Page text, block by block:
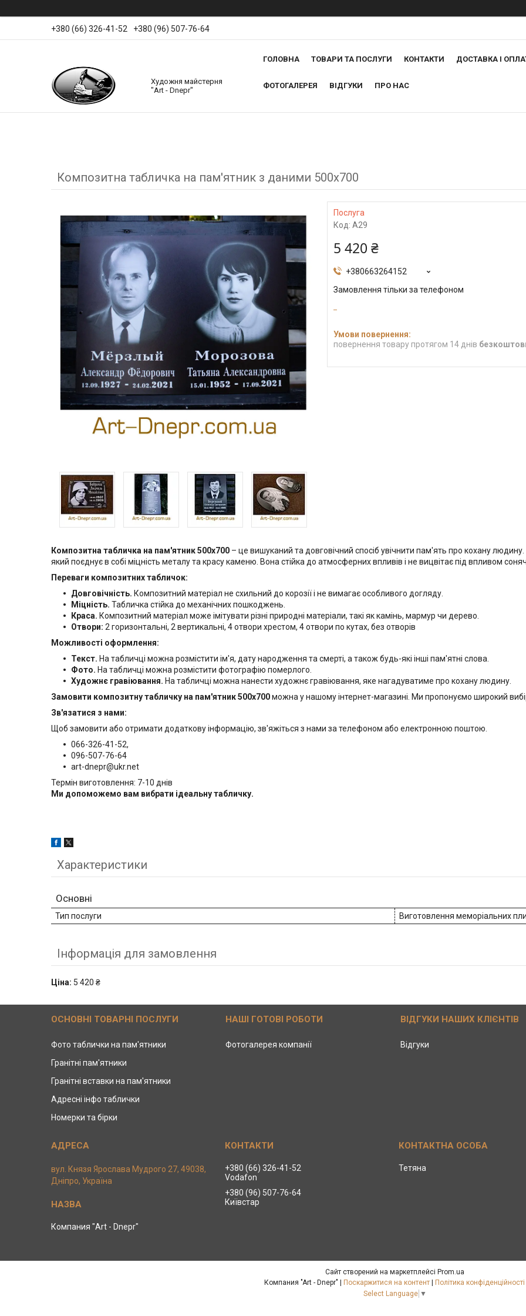
+380 (66) 326-41-52 +380 (96) 507-76-64
Художня майстерня
"Art - Dnepr"
ГОЛОВНА ТОВАРИ ТА ПОСЛУГИ КОНТАКТИ ДОСТАВКА І
ФОТОГАЛЕРЕЯ ВІДГУКИ ПРО НАС
Композитна табличка на пам'ятник з даними 500х700
Послуга
Код: А29
5 420 ₴
+380663264152
Замовлення тільки за телефоном
повернення товару протягом 14 днів
Композитна табличка на пам'ятник 500х700 – це вишуканий та довговічний спосіб увічнити пам'ять про кохану
який поєднує в собі міцність металу та красу каменю. Вона стійка до атмосферних впливів і не вицвітає під впливом
Переваги композитних табличок:
Довговічність. Композитний матеріал не схильний до корозії і не вимагає особливого догляду.
Міцність. Табличка стійка до механічних пошкоджень.
Краса. Композитний матеріал може імітувати різні природні матеріали, такі як камінь, мармур чи дерево.
Отвори: 2 горизонтальні, 2 вертикальні, 4 отвори хрестом, 4 отвори по кутах, без отворів
Можливості оформлення:
Текст. На табличці можна розмістити ім'я, дату народження та смерті, а також будь-які інші пам'ятні слова.
Фото. На табличці можна розмістити фотографію померлого.
Художнє гравіювання. На табличці можна нанести художнє гравіювання, яке нагадуватиме про кохану людину.
Замовити композитну табличку на пам'ятник 500х700можна у нашому інтернет-магазині. Ми пропонуємо широкий
Зв'язатися з нами:
Щоб замовити або отримати додаткову інформацію, зв'яжіться з нами за телефоном або електронною поштою.
066-326-41-52,
096-507-76-64
art-dnepr@ukr.net
Термін виготовлення: 7-10 днів
Ми допоможемо вам вибрати ідеальну табличку.
Характеристики
Основні
Тип послуги Виготовлення меморіальних
Інформація для замовлення
Ціна: 5 420 ₴
ОСНОВНІ ТОВАРНІ ПОСЛУГИ
Фото таблички на пам'ятники
Гранітні пам'ятники
Гранітні вставки на пам'ятники
Адресні інфо таблички
Номерки та бірки
НАШІ ГОТОВІ РОБОТИ
Фотогалерея компанії
ВІДГУКИ НАШИХ КЛІЄНТІВ
Відгуки
вул. Князя Ярослава Мудрого 27, 49038,
Дніпро, Україна
Компания "Art - Dnepr"
+380 (66) 326-41-52
Vodafon
+380 (96) 507-76-64
Київстар
Тетяна
Сайт створений на маркетплейсі Prom.ua
Поскаржитися на контент
Політика конфіденційності
Select Language ▼